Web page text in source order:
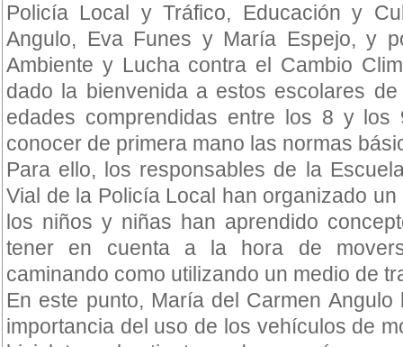
Policía Local y Tráfico, Educación y
Angulo, Eva Funes y María Espejo, y
Ambiente y Lucha contra el Cambio
dado la bienvenida a estos escolares
edades comprendidas entre los 8 y
conocer de primera mano las normas
Para ello, los responsables de la
Vial de la Policía Local han organizado
los niños y niñas han aprendido
tener en cuenta a la hora de
caminando como utilizando un medio de
En este punto, María del Carmen
importancia del uso de los vehículos de